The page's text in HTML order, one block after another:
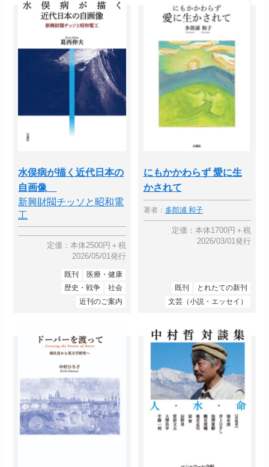
水俣病が描く近代日本の
自画像
新興財閥チッソと昭和電
工
定価：本体2500円＋税
2026/05/01発行
既刊
医療・健康
歴史・戦争
社会
近刊のご案内
にもかかわらず 愛に生
かされて
著者： 多郎浦 和子
定価：本体1700円＋税
2026/03/01発行
既刊
とれたての新刊
文芸（小説・エッセイ）